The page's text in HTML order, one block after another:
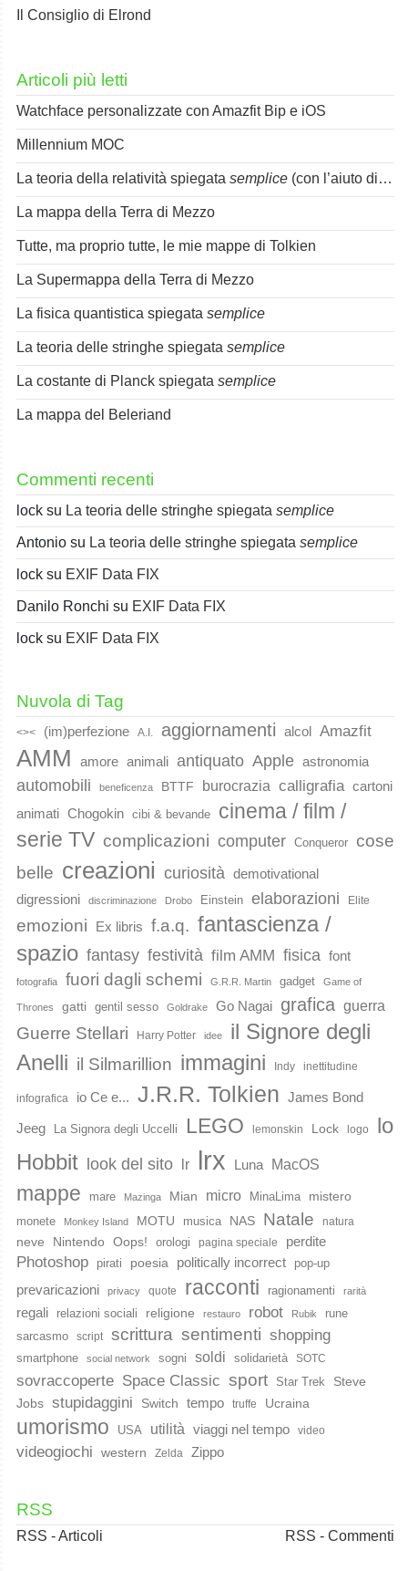
Il Consiglio di Elrond
Articoli più letti
Watchface personalizzate con Amazfit Bip e iOS
Millennium MOC
La teoria della relatività spiegata semplice (con l’aiuto di Spok)
La mappa della Terra di Mezzo
Tutte, ma proprio tutte, le mie mappe di Tolkien
La Supermappa della Terra di Mezzo
La fisica quantistica spiegata semplice
La teoria delle stringhe spiegata semplice
La costante di Planck spiegata semplice
La mappa del Beleriand
Commenti recenti
lock su La teoria delle stringhe spiegata semplice
Antonio su La teoria delle stringhe spiegata semplice
lock su EXIF Data FIX
Danilo Ronchi su EXIF Data FIX
lock su EXIF Data FIX
Nuvola di Tag
<>< (im)perfezione A.I. aggiornamenti alcol Amazfit
AMM amore animali antiquato Apple astronomia
automobili beneficenza BTTF burocrazia calligrafia cartoni
animati Chogokin cibi & bevande
cinema / film /
serie TV complicazioni computer Conqueror
cose
belle creazioni curiosità demotivational
digressioni
discriminazione Drobo Einstein elaborazioni Elite
emozioni Ex libris f.a.q. fantascienza /
spazio fantasy festività film AMM fisica font
fotografia fuori dagli schemi G.R.R. Martin gadget Game of
Thrones gatti gentil sesso Goldrake Go Nagai grafica guerra
Guerre Stellari Harry Potter idee
il Signore degli
Anelli il Silmarillion immagini Indy inettitudine
infografica io Ce e... J.R.R. Tolkien James Bond
Jeeg La Signora degli Uccelli LEGO lemonskin Lock logo
lo
Hobbit
look del sito lr lrx Luna MacOS
mappe mare Mazinga Mian micro MinaLima mistero
monete Monkey Island MOTU musica NAS Natale natura
neve Nintendo Oops! orologi pagina speciale perdite
Photoshop pirati poesia politically incorrect pop-up
prevaricazioni privacy quote racconti ragionamenti rarità
regali relazioni sociali religione restauro robot Rubik
rune
sarcasmo
script scrittura sentimenti shopping
smartphone social network sogni soldi solidarietà SOTC
sovraccoperte Space Classic sport Star Trek
Steve
Jobs stupidaggini Switch tempo truffe Ucraina
umorismo USA utilità viaggi nel tempo video
videogiochi western Zelda Zippo
RSS
RSS - Articoli RSS - Commenti